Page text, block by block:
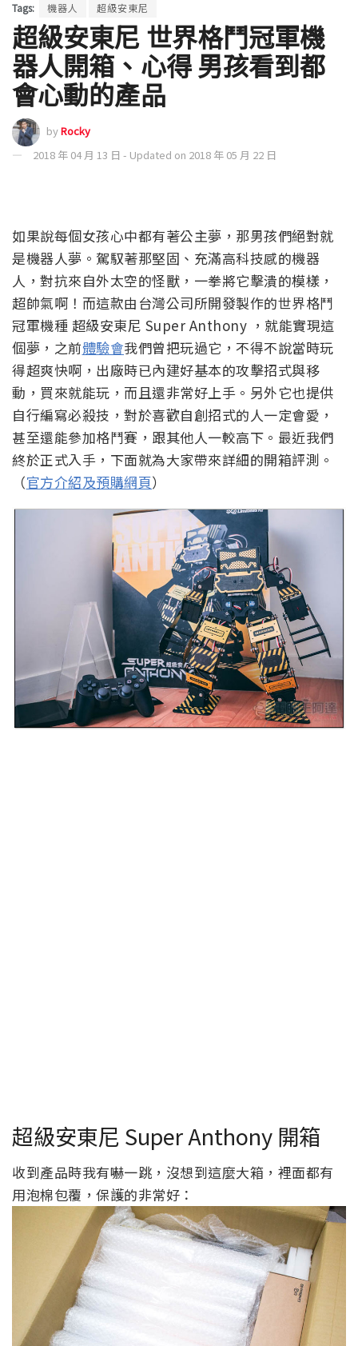
Tags: 機器人 超級安東尼
超級安東尼 世界格鬥冠軍機
器人開箱、心得 男孩看到都
會心動的產品
byRocky
2018 年 04 月 13 日 - Updated on 2018 年 05 月 22 日
如果說每個女孩心中都有著公主夢，那男孩們絕對就
是機器人夢。駕馭著那堅固、充滿高科技感的機器
人，對抗來自外太空的怪獸，一拳將它擊潰的模樣，
超帥氣啊！而這款由台灣公司所開發製作的世界格鬥
冠軍機種 超級安東尼 Super Anthony ，就能實現這
個夢，之前體驗會我們曾把玩過它，不得不說當時玩
得超爽快啊，出廠時已內建好基本的攻擊招式與移
動，買來就能玩，而且還非常好上手。另外它也提供
自行編寫必殺技，對於喜歡自創招式的人一定會愛，
甚至還能參加格鬥賽，跟其他人一較高下。最近我們
終於正式入手，下面就為大家帶來詳細的開箱評測。
（官方介紹及預購網頁）
超級安東尼 Super Anthony 開箱
收到產品時我有嚇一跳，沒想到這麼大箱，裡面都有
用泡棉包覆，保護的非常好：